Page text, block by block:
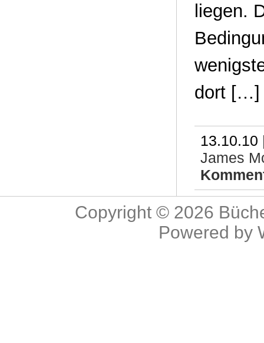
liegen.
dort […]
James
Copyright © 2026
Powered by